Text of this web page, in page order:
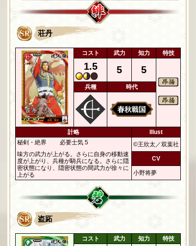
荘丹
コスト 武力 知力 特技
1.5 5 5
兵種 時代
計略
Illust
秘剣・絶界
必要士気 5
味方の武力が上がる。さらに自身の移動速
度が上がり、兵種が騎兵になる。さらに隠
密状態になり、隠密状態の間武力が徐々に
上がる
©王欣太／双葉社
CV
小野将夢
盗跖
コスト 武力 知力 特技